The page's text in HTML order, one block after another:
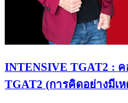
INTENSIVE TGAT2 :
TGAT2 (การคิดอย่างมีเ